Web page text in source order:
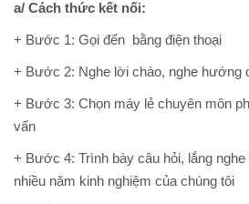
a/ Cách thức kết nối:
+ Bước 1: Gọi đến bằng điện thoại
+ Bước 2: Nghe lời chào, nghe hướng
+ Bước 3: Chọn máy lẻ chuyên môn
vấn
+ Bước 4: Trình bày câu hỏi, lắng
nhiều năm kinh nghiệm của chúng tôi